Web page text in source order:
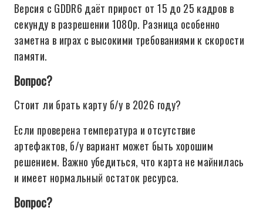
Версия с GDDR6 даёт прирост от 15 до 25 кадров в
секунду в разрешении 1080p. Разница особенно
заметна в играх с высокими требованиями к скорости
памяти.
Вопрос?
Стоит ли брать карту б/у в 2026 году?
Если проверена температура и отсутствие
артефактов, б/у вариант может быть хорошим
решением. Важно убедиться, что карта не майнилась
и имеет нормальный остаток ресурса.
Вопрос?